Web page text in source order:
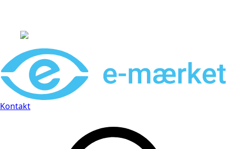
Kontakt